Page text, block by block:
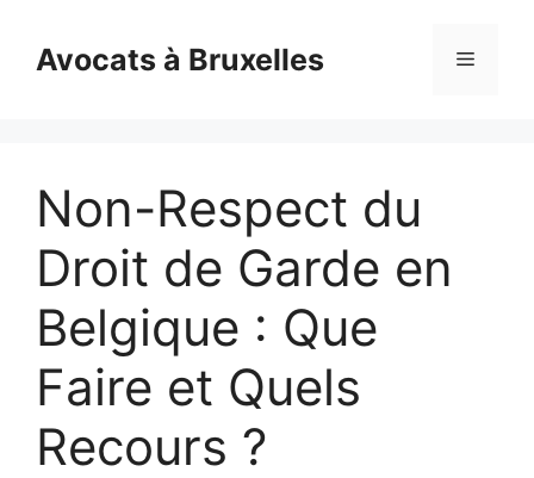
contentAvocats à Bruxelles Menu
Non-Respect du
Droit de Garde en
Belgique : Que
Faire et Quels
Recours ?